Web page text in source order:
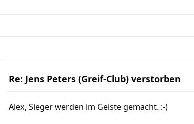
Re: Jens Peters (Greif-Club) verstorben
Alex, Sieger werden im Geiste gemacht. :-)